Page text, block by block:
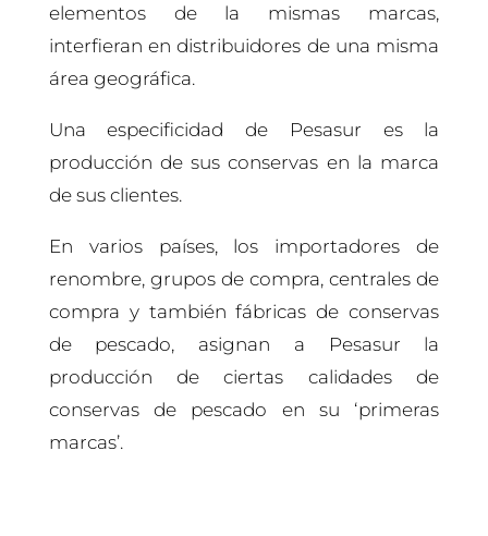
elementos de la mismas marcas,
interfieran en distribuidores de una misma
área geográfica.
Una especificidad de Pesasur es la
producción de sus conservas en la marca
de sus clientes.
En varios países, los importadores de
renombre, grupos de compra, centrales de
compra y también fábricas de conservas
de pescado, asignan a Pesasur la
producción de ciertas calidades de
conservas de pescado en su ‘primeras
marcas’.